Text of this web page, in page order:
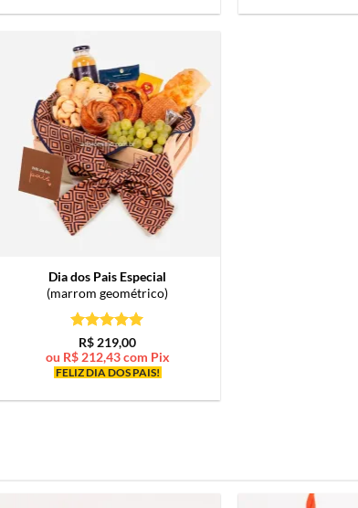
Dia dos Pais Especial
(marrom geométrico)
Avaliação5
de 5
R$ 219,00
ou R$212,43com Pix
FELIZ DIA DOS PAIS!